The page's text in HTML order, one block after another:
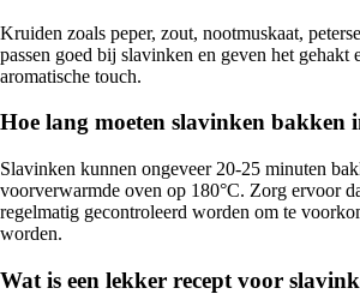
Kruiden zoals peper, zout, nootmuskaat,
passen goed bij slavinken en geven het gehakt
aromatische touch.
Hoe lang moeten slavinken bakken
Slavinken kunnen ongeveer 20-25 minuten
voorverwarmde oven op 180°C. Zorg ervoor
regelmatig gecontroleerd worden om te
worden.
Wat is een lekker recept voor